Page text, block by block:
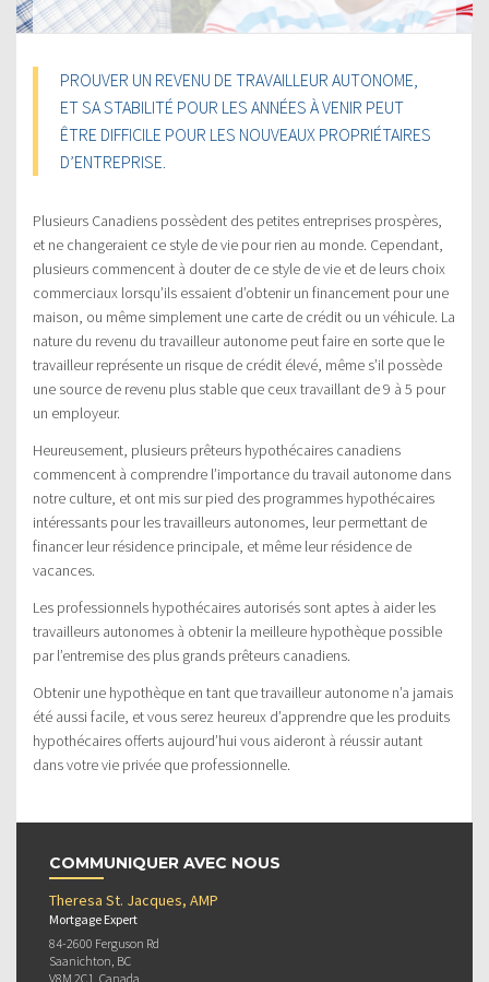
PROUVER UN REVENU DE TRAVAILLEUR AUTONOME,
ET SA STABILITÉ POUR LES ANNÉES À VENIR PEUT
ÊTRE DIFFICILE POUR LES NOUVEAUX PROPRIÉTAIRES
D’ENTREPRISE.
Plusieurs Canadiens possèdent des petites entreprises prospères,
et ne changeraient ce style de vie pour rien au monde. Cependant,
plusieurs commencent à douter de ce style de vie et de leurs choix
commerciaux lorsqu’ils essaient d’obtenir un financement pour une
maison, ou même simplement une carte de crédit ou un véhicule. La
nature du revenu du travailleur autonome peut faire en sorte que le
travailleur représente un risque de crédit élevé, même s’il possède
une source de revenu plus stable que ceux travaillant de 9 à 5 pour
un employeur.
Heureusement, plusieurs prêteurs hypothécaires canadiens
commencent à comprendre l’importance du travail autonome dans
notre culture, et ont mis sur pied des programmes hypothécaires
intéressants pour les travailleurs autonomes, leur permettant de
financer leur résidence principale, et même leur résidence de
vacances.
Les professionnels hypothécaires autorisés sont aptes à aider les
travailleurs autonomes à obtenir la meilleure hypothèque possible
par l’entremise des plus grands prêteurs canadiens.
Obtenir une hypothèque en tant que travailleur autonome n’a jamais
été aussi facile, et vous serez heureux d’apprendre que les produits
hypothécaires offerts aujourd’hui vous aideront à réussir autant
dans votre vie privée que professionnelle.
COMMUNIQUER AVEC NOUS
Theresa St. Jacques, AMP
Mortgage Expert
84-2600 Ferguson Rd
Saanichton, BC
V8M 2C1, Canada